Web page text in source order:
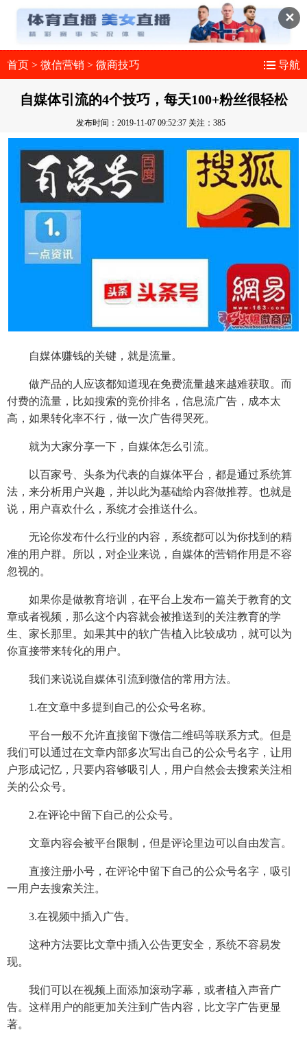
✕
首页 > 微信营销 > 微商技巧 导航
自媒体引流的4个技巧，每天100+粉丝很轻松
发布时间：2019-11-07 09:52:37 关注：385
自媒体赚钱的关键，就是流量。
做产品的人应该都知道现在免费流量越来越难获取。而
付费的流量，比如搜索的竞价排名，信息流广告，成本太
高，如果转化率不行，做一次广告得哭死。
就为大家分享一下，自媒体怎么引流。
以百家号、头条为代表的自媒体平台，都是通过系统算
法，来分析用户兴趣，并以此为基础给内容做推荐。也就是
说，用户喜欢什么，系统才会推送什么。
无论你发布什么行业的内容，系统都可以为你找到的精
准的用户群。所以，对企业来说，自媒体的营销作用是不容
忽视的。
如果你是做教育培训，在平台上发布一篇关于教育的文
章或者视频，那么这个内容就会被推送到的关注教育的学
生、家长那里。如果其中的软广告植入比较成功，就可以为
你直接带来转化的用户。
我们来说说自媒体引流到微信的常用方法。
1.在文章中多提到自己的公众号名称。
平台一般不允许直接留下微信二维码等联系方式。但是
我们可以通过在文章内部多次写出自己的公众号名字，让用
户形成记忆，只要内容够吸引人，用户自然会去搜索关注相
关的公众号。
2.在评论中留下自己的公众号。
文章内容会被平台限制，但是评论里边可以自由发言。
直接注册小号，在评论中留下自己的公众号名字，吸引
一用户去搜索关注。
3.在视频中插入广告。
这种方法要比文章中插入公告更安全，系统不容易发
现。
我们可以在视频上面添加滚动字幕，或者植入声音广
告。这样用户的能更加关注到广告内容，比文字广告更显
著。